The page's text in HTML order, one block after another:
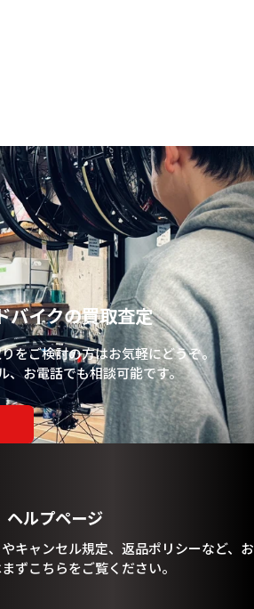
バイクの買取査定
をご検討の方はお気軽にどうぞ。
、お電話でも相談可能です。
ヘルプページ
キャンセル規定、返品ポリシーなど、お
ずこちらをご覧ください。